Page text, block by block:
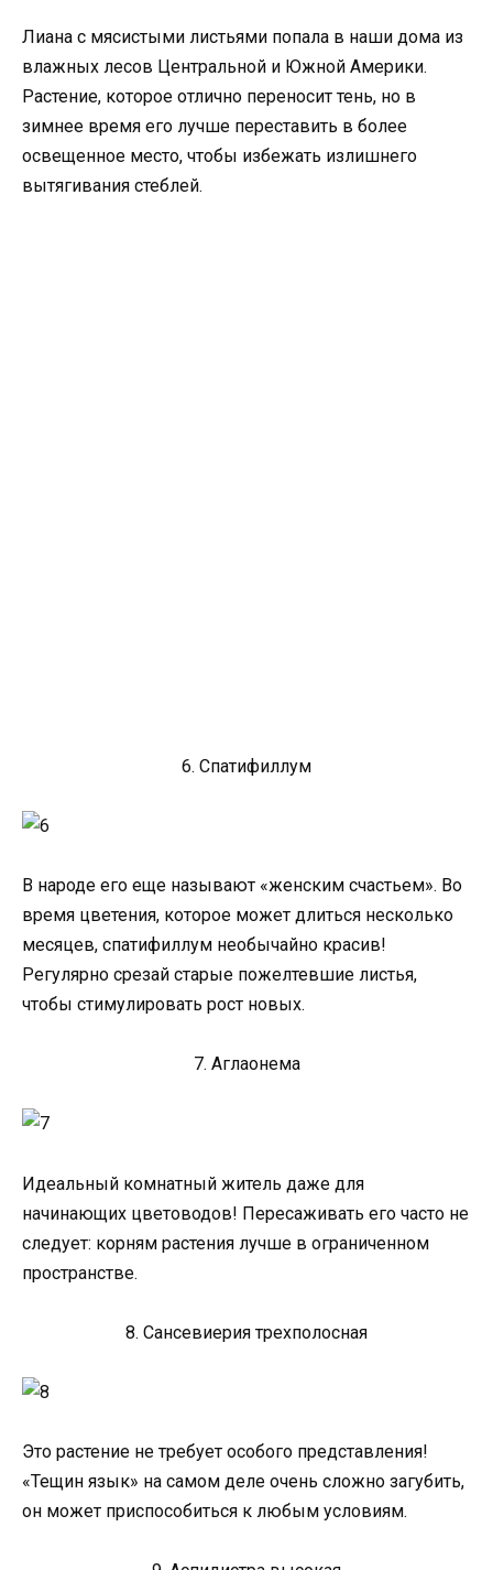
Лиана с мясистыми листьями попала в наши дома из
влажных лесов Центральной и Южной Америки.
Растение, которое отлично переносит тень, но в
зимнее время его лучше переставить в более
освещенное место, чтобы избежать излишнего
вытягивания стеблей.
6. Спатифиллум
В народе его еще называют «женским счастьем». Во
время цветения, которое может длиться несколько
месяцев, спатифиллум необычайно красив!
Регулярно срезай старые пожелтевшие листья,
чтобы стимулировать рост новых.
7. Аглаонема
Идеальный комнатный житель даже для
начинающих цветоводов! Пересаживать его часто не
следует: корням растения лучше в ограниченном
пространстве.
8. Сансевиерия трехполосная
Это растение не требует особого представления!
«Тещин язык» на самом деле очень сложно загубить,
он может приспособиться к любым условиям.